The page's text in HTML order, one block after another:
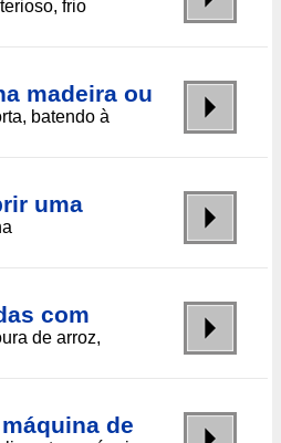
frio
madeira ou
batendo à
uma
com
de arroz,
de